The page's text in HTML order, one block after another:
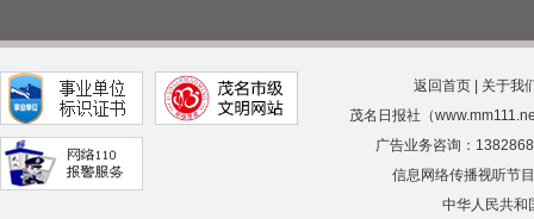
返回首页
关于我
茂名日报社（
广告业务咨询：
信息网络传播视听节
中华人民共和